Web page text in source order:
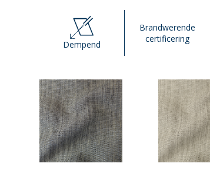
Dempend
Brandwerende
certificering